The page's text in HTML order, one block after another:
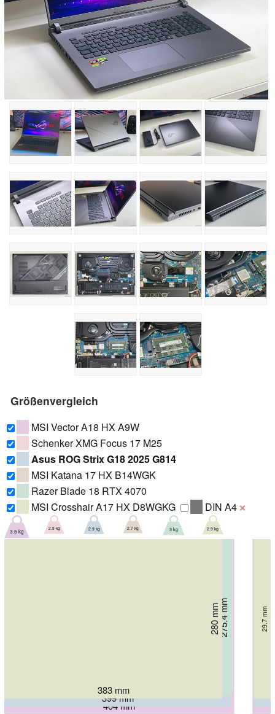
Größenvergleich
MSI Vector A18 HX A9W
Schenker XMG Focus 17 M25
Asus ROG Strix G18 2025 G814
MSI Katana 17 HX B14WGK
Razer Blade 18 RTX 4070
MSI Crosshair A17 HX D8WGKG
DIN A4 ❌
404 mm
307.5 mm 32.05 mm
3.5 kg
265 mm 28.5 mm
2.8 kg
399 mm
294 mm 30.8 mm
2.9 kg
398 mm
276 mm 28 mm
2.7 kg
399.9 mm
275.4 mm 21.9 mm
3 kg
383 mm
280 mm 29.7 mm
2.9 kg